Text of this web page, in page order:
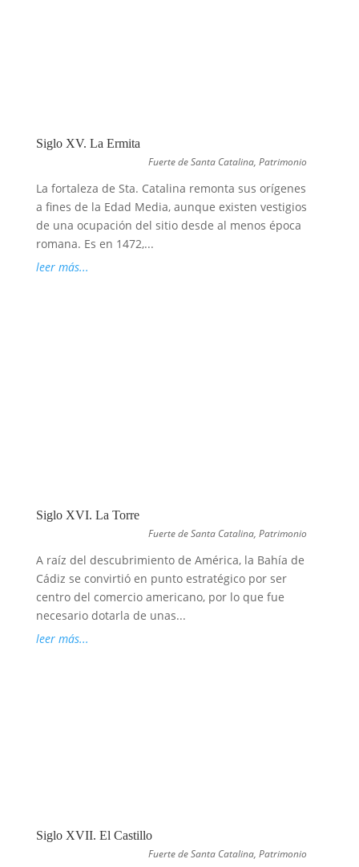
Siglo XV. La Ermita
Fuerte de Santa Catalina,Patrimonio
La fortaleza de Sta. Catalina remonta sus orígenes
a fines de la Edad Media, aunque existen vestigios
de una ocupación del sitio desde al menos época
romana. Es en 1472,...
leer más...
Siglo XVI. La Torre
Fuerte de Santa Catalina,Patrimonio
A raíz del descubrimiento de América, la Bahía de
Cádiz se convirtió en punto estratégico por ser
centro del comercio americano, por lo que fue
necesario dotarla de unas...
leer más...
Siglo XVII. El Castillo
Fuerte de Santa Catalina,Patrimonio